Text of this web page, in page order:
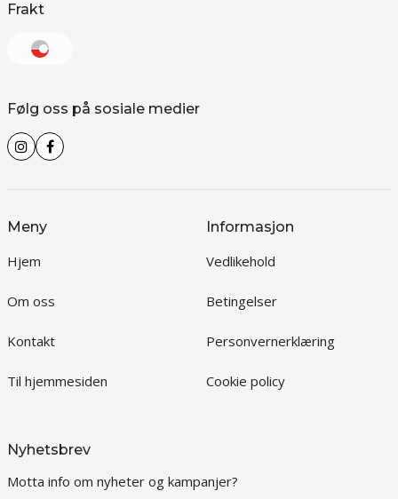
Frakt
Følg oss på sosiale medier
Meny
Hjem
Om oss
Kontakt
Til hjemmesiden
Informasjon
Vedlikehold
Betingelser
Personvernerklæring
Cookie policy
Nyhetsbrev
Motta info om nyheter og kampanjer?